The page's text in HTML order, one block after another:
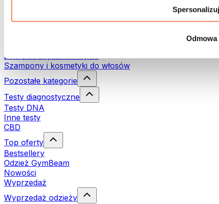
Spersonalizuj
Odmowa
Środki do prania
Żele pod prysznic i mydła
Szampony i kosmetyki do włosów
Pozostałe kategorie
Testy diagnostyczne
Testy DNA
Inne testy
CBD
Top oferty
Bestsellery
Odzież GymBeam
Nowości
Wyprzedaż
Wyprzedaż odzieży